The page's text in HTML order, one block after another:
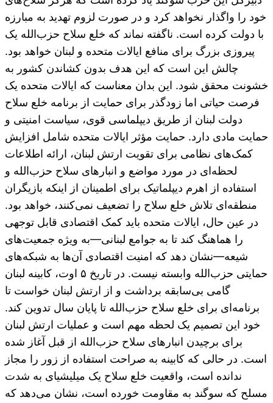
خود را واگذار نخواهد کرد و در صورت لزوم تهدید به مبارزه
با دولت کرده است. ناگفته نماند که خلع سلاح حزب‌الله یک
پیروزی بزرگ برای منافع ایالات متحده و لبنان خواهد بود.
چالش این است که این هدف بدون کشاندن کشور به
خشونت محقق شود. این بدان معناست که ایالات متحده یک
فرصت حیاتی اما زودگذر برای حمایت از برنامه خلع سلاح
دولت لبنان از طریق دیپلماسی قوی، سیاست امنیتی و
حمایت مادی دارد. حمایت مؤثر ایالات متحده شامل افزایش
کمک‌های نظامی برای تقویت ارتش لبنان، ارائه اطلاعات
لحظه‌ای در مورد مواضع و انبارهای سلاح حزب‌الله و
استفاده از اهرم دیپلماتیک برای اطمینان از اینکه بازیگران
منطقه‌ای تلاش خلع سلاح را تضعیف نمی‌کنند، خواهد بود.
در عین حال، ایالات متحده باید کمک اقتصادی قابل توجهی
را هماهنگ کند تا به جوامع لبنانی—به ویژه جمعیت‌های
شیعه—نشان دهد که امنیت اقتصادی آن‌ها به شبکه‌های
حمایتی حزب‌الله وابسته نیست. در تاریخ ۵ اوت، کابینه لبنان
گامی بی‌سابقه برداشت و از ارتش لبنان خواست تا
برنامه‌ای برای خلع سلاح حزب‌الله تا پایان سال تدوین کند.
خود این تصمیم یک لحظه مهم است و عملیات ارتش لبنان
برای برچیدن انبارهای سلاح حزب‌الله از قبل آغاز شده
است. در حالی که کابینه به صراحت استفاده از زور را مجاز
ندانده است، واقعیت خلع سلاح یک میلیشیای به شدت
مسلح که سوگند به مقاومت خورده است، نشان می‌دهد که